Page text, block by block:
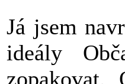
Já jsem
ideály